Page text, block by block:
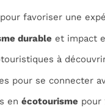
pour favoriser une
durable et impact
à
pour se connecter
en écotourisme pour